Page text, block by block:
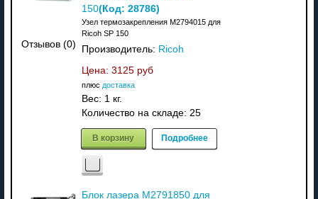
Отзывов (0)
150(Код: 28786)
Узел термозакрепления M2794015 для
Ricoh SP 150
Производитель: Ricoh
Цена: 3125 руб
плюс доставка
Вес: 1 кг.
Количество на складе: 25
В корзину Подробнее
Блок лазера M2791850 для